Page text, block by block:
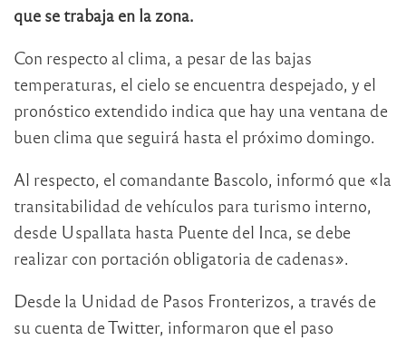
que se trabaja en la zona.
Con respecto al clima, a pesar de las bajas
temperaturas, el cielo se encuentra despejado, y el
pronóstico extendido indica que hay una ventana de
buen clima que seguirá hasta el próximo domingo.
Al respecto, el comandante Bascolo, informó que «la
transitabilidad de vehículos para turismo interno,
desde Uspallata hasta Puente del Inca, se debe
realizar con portación obligatoria de cadenas».
Desde la Unidad de Pasos Fronterizos, a través de
su cuenta de Twitter, informaron que el paso